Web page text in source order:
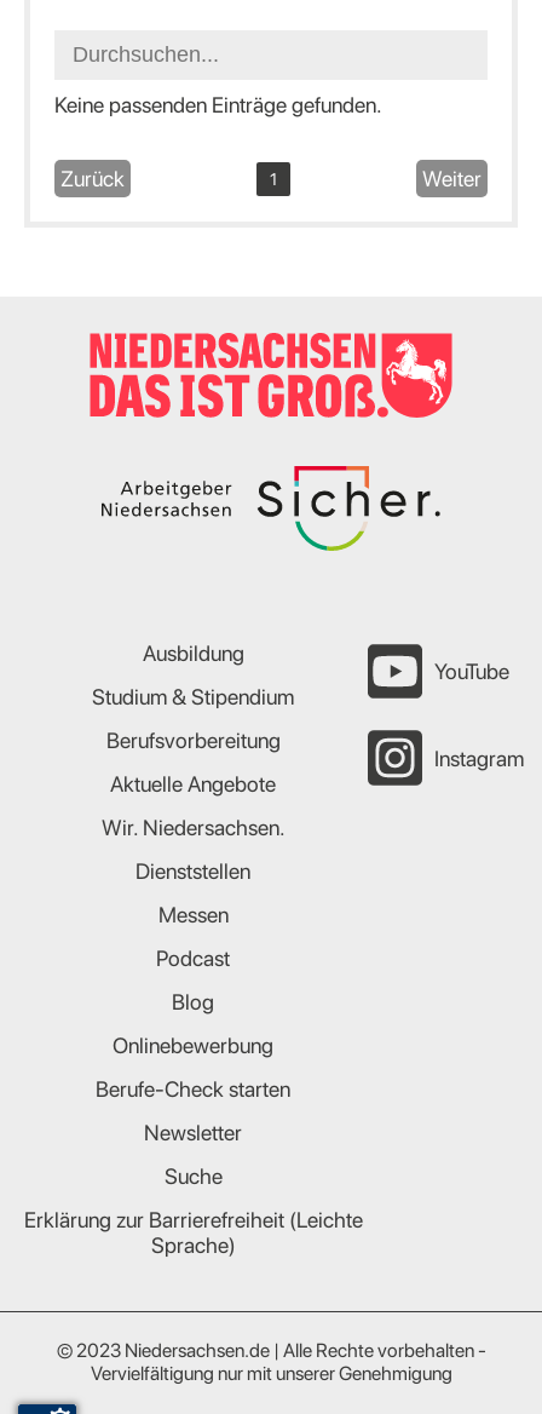
Keine passenden Einträge gefunden.
Zurück 1 Weiter
Ausbildung
Studium & Stipendium
Berufsvorbereitung
Aktuelle Angebote
Wir. Niedersachsen.
Dienststellen
Messen
Podcast
Blog
Onlinebewerbung
Berufe-Check starten
Newsletter
Suche
Erklärung zur Barrierefreiheit (Leichte
Sprache)
YouTube
Instagram
© 2023 Niedersachsen.de | Alle Rechte vorbehalten -
Vervielfältigung nur mit unserer Genehmigung